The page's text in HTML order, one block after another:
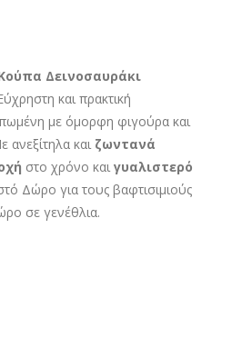
Δεινοσαυράκι
και πρακτική
με όμορφη φιγούρα και
και ζωντανά
στο χρόνο και γυαλιστερό
Δώρο για τους βαφτισιμιούς
σε γενέθλια.